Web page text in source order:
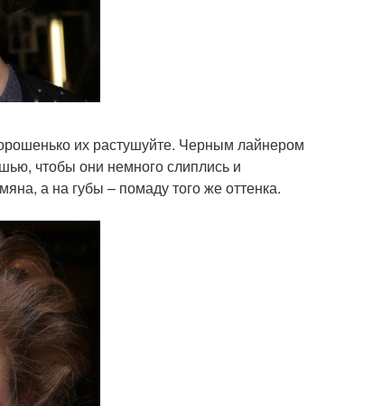
их растушуйте. Черным лайнером
чтобы они немного слиплись и
а на губы – помаду того же оттенка.